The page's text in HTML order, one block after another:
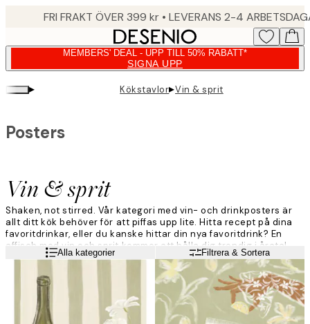
FRI FRAKT ÖVER 399 kr • LEVERANS 2-4
MEMBERS' DEAL - UPP TILL 50% RABATT*
SIGNA UPP
▸ Kökstavlor▸Vin & sprit
Vin & sprit
Posters
Shaken, not stirred. Vår kategori med vin- och drinkposters är
allt ditt kök behöver för att piffas upp lite. Hitta recept på dina
favoritdrinkar, eller du kanske hittar din nya favoritdrink? En
affisch med vin och sprit kommer att hålla dig trendig i åratal
framöver, särskilt med ett klassiskt drinkrecept.
Alla kategorier Filtrera & Sortera